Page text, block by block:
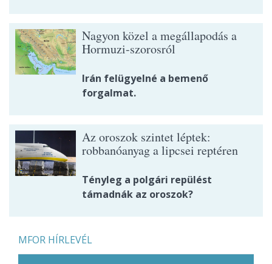
Nagyon közel a megállapodás a
Hormuzi-szorosról
Irán felügyelné a bemenő
forgalmat.
Az oroszok szintet léptek:
robbanóanyag a lipcsei reptéren
Tényleg a polgári repülést
támadnák az oroszok?
MFOR HÍRLEVÉL